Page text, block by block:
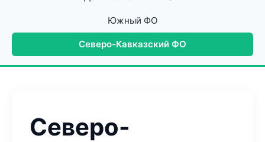
Южный ФО
Северо-Кавказский ФО
Северо-